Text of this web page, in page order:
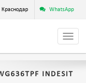
Краснодар WhatsApp
INDESIT